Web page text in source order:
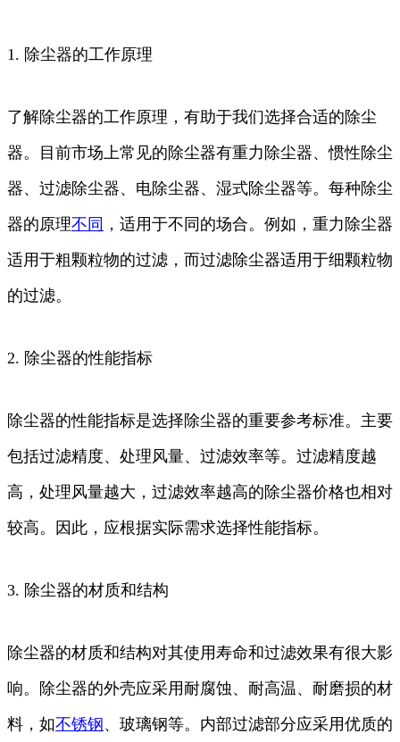
1. 除尘器的工作原理
了解除尘器的工作原理，有助于我们选择合适的除尘
器。目前市场上常见的除尘器有重力除尘器、惯性除尘
器、过滤除尘器、电除尘器、湿式除尘器等。每种除尘
器的原理不同 ，适用于不同的场合。例如，重力除尘器
适用于粗颗粒物的过滤，而过滤除尘器适用于细颗粒物
的过滤。
2. 除尘器的性能指标
除尘器的性能指标是选择除尘器的重要参考标准。主要
包括过滤精度、处理风量、过滤效率等。过滤精度越
高，处理风量越大，过滤效率越高的除尘器价格也相对
较高。因此，应根据实际需求选择性能指标。
3. 除尘器的材质和结构
除尘器的材质和结构对其使用寿命和过滤效果有很大影
响。除尘器的外壳应采用耐腐蚀、耐高温、耐磨损的材
料，如不锈钢、玻璃钢等。内部过滤部分应采用优质的